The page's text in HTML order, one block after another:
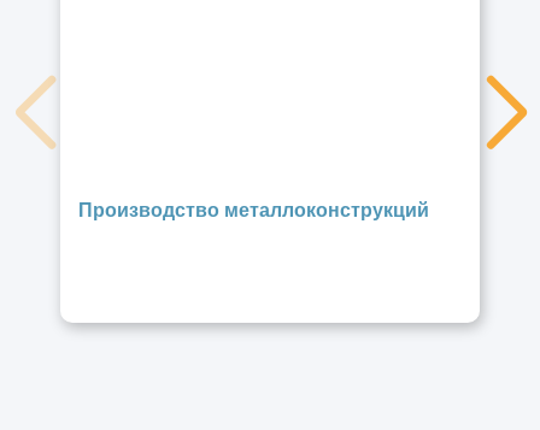
Производство металлоконструкций